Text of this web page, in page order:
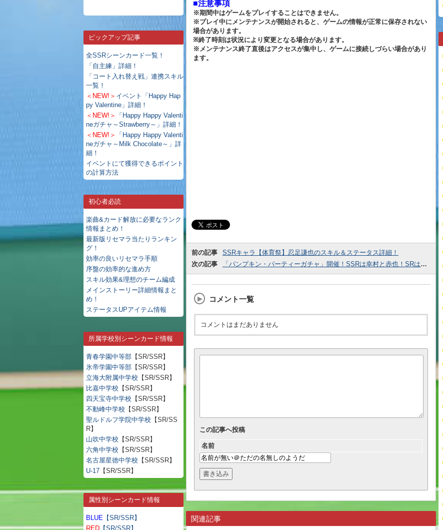
ピックアップ記事
全SSRシーンカード一覧！
「自主練」詳細！
「コート入れ替え戦」連携スキル
一覧！
＜NEW!＞ イベント「Happy Hap
py Valentine」詳細！
＜NEW!＞
「Happy Happy Valenti
neガチャ～Strawberry～」詳細！
＜NEW!＞
「Happy Happy Valenti
neガチャ～Milk Chocolate～」詳
細！
イベントにて獲得できるポイント
の計算方法
初心者必読
楽曲&カード解放に必要なランク
情報まとめ！
最新版リセマラ当たりランキン
グ！
効率の良いリセマラ手順
序盤の効率的な進め方
スキル効果&理想のチーム編成
メインストーリー詳細情報まと
め！
ステータスUPアイテム情報
所属学校別シーンカード情報
青春学園中等部 【SR/SSR】
氷帝学園中等部 【SR/SSR】
立海大附属中学校 【SR/SSR】
比嘉中学校 【SR/SSR】
四天宝寺中学校 【SR/SSR】
不動峰中学校 【SR/SSR】
聖ルドルフ学院中学校 【SR/SS
R】
山吹中学校 【SR/SSR】
六角中学校 【SR/SSR】
名古屋星徳中学校 【SR/SSR】
U-17 【SR/SSR】
属性別シーンカード情報
BLUE 【SR/SSR】
RED 【SR/SSR】
■注意事項
※期間中はゲームをプレイすることはできません。
※プレイ中にメンテナンスが開始されると、ゲームの情報が正常に保存されない
場合があります。
※終了時刻は状況により変更となる場合があります。
※メンテナンス終了直後はアクセスが集中し、ゲームに接続しづらい場合があり
ます。
前の記事
SSRキャラ【体育祭】忍足謙也のスキル＆ステータス詳細！
次の記事
「パンプキン・パーティーガチャ」開催！SSRは幸村と赤也！SRは金ちゃんが登場！
コメント一覧
コメントはまだありません
この記事へ投稿
名前
関連記事